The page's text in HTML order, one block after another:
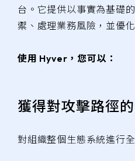
台。它提供以事實為基礎
禦、處理業務風險，並優
使用 Hyver，您可以：
獲得對攻擊路徑
對組織整個生態系統進行